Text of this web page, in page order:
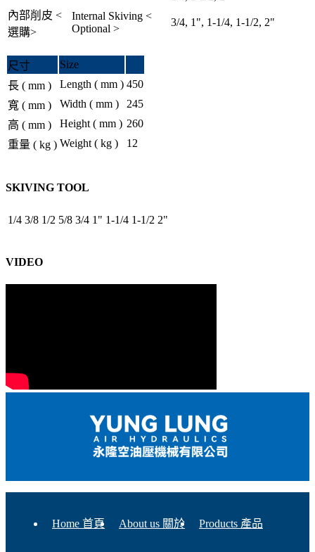
內部削皮 <
選購>
Internal Skiving <
Optional >
3/4, 1", 1-1/4, 1-1/2, 2"
尺寸
Size
長 ( mm )
Length ( mm ) 450
寬 ( mm )
Width ( mm )
245
高 ( mm )
Height ( mm ) 260
重量 ( kg ) Weight ( kg ) 12
SKIVING TOOL
1/4 3/8 1/2 5/8 3/4 1" 1-1/4 1-1/2 2"
VIDEO
Home 首頁 About us 關於 Products 產品